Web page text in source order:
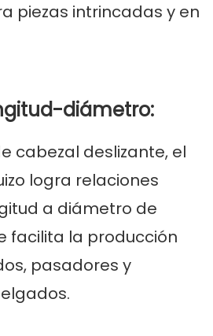
piezas intrincadas y en
diámetro:
cabezal deslizante, el
logra relaciones
a diámetro de
facilita la producción
pasadores y